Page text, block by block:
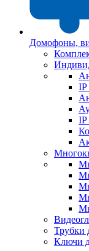
Домофоны,
Трубки
Ключи